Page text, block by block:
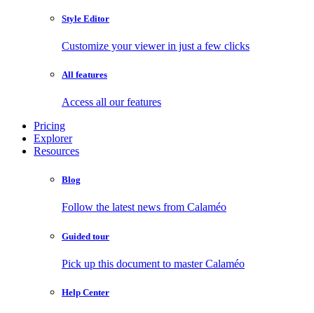
Style Editor
Customize your viewer in just a few clicks
All features
Access all our features
Pricing
Explorer
Resources
Blog
Follow the latest news from Calaméo
Guided tour
Pick up this document to master Calaméo
Help Center